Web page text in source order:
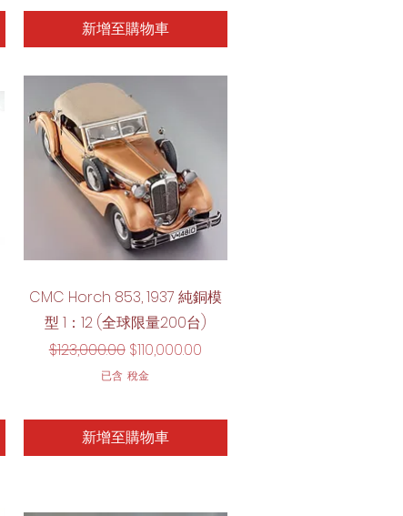
新增至購物車
快速瀏覽
CMC Horch 853, 1937 純銅模
型 1：12 (全球限量200台)
一般價格
$123,000.00 促銷價格
$110,000.00
已含 稅金
新增至購物車